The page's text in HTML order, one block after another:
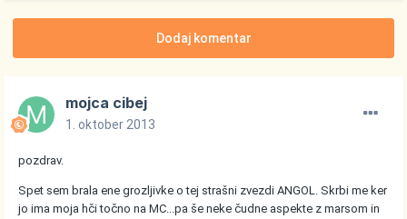
Dodaj komentar
mojca cibej
1. oktober 2013
pozdrav.
Spet sem brala ene grozljivke o tej strašni zvezdi ANGOL. Skrbi me ker
jo ima moja hči točno na MC...pa še neke čudne aspekte z marsom in